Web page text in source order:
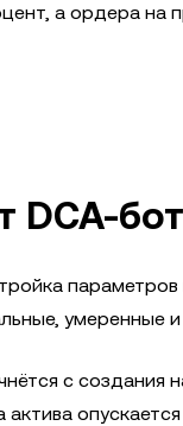
а ордера на
DCA-бот
умеренные и
с
актива